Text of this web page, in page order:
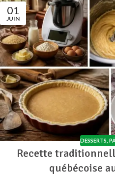
01
JUIN
DESSERTS
Recette
québécoise